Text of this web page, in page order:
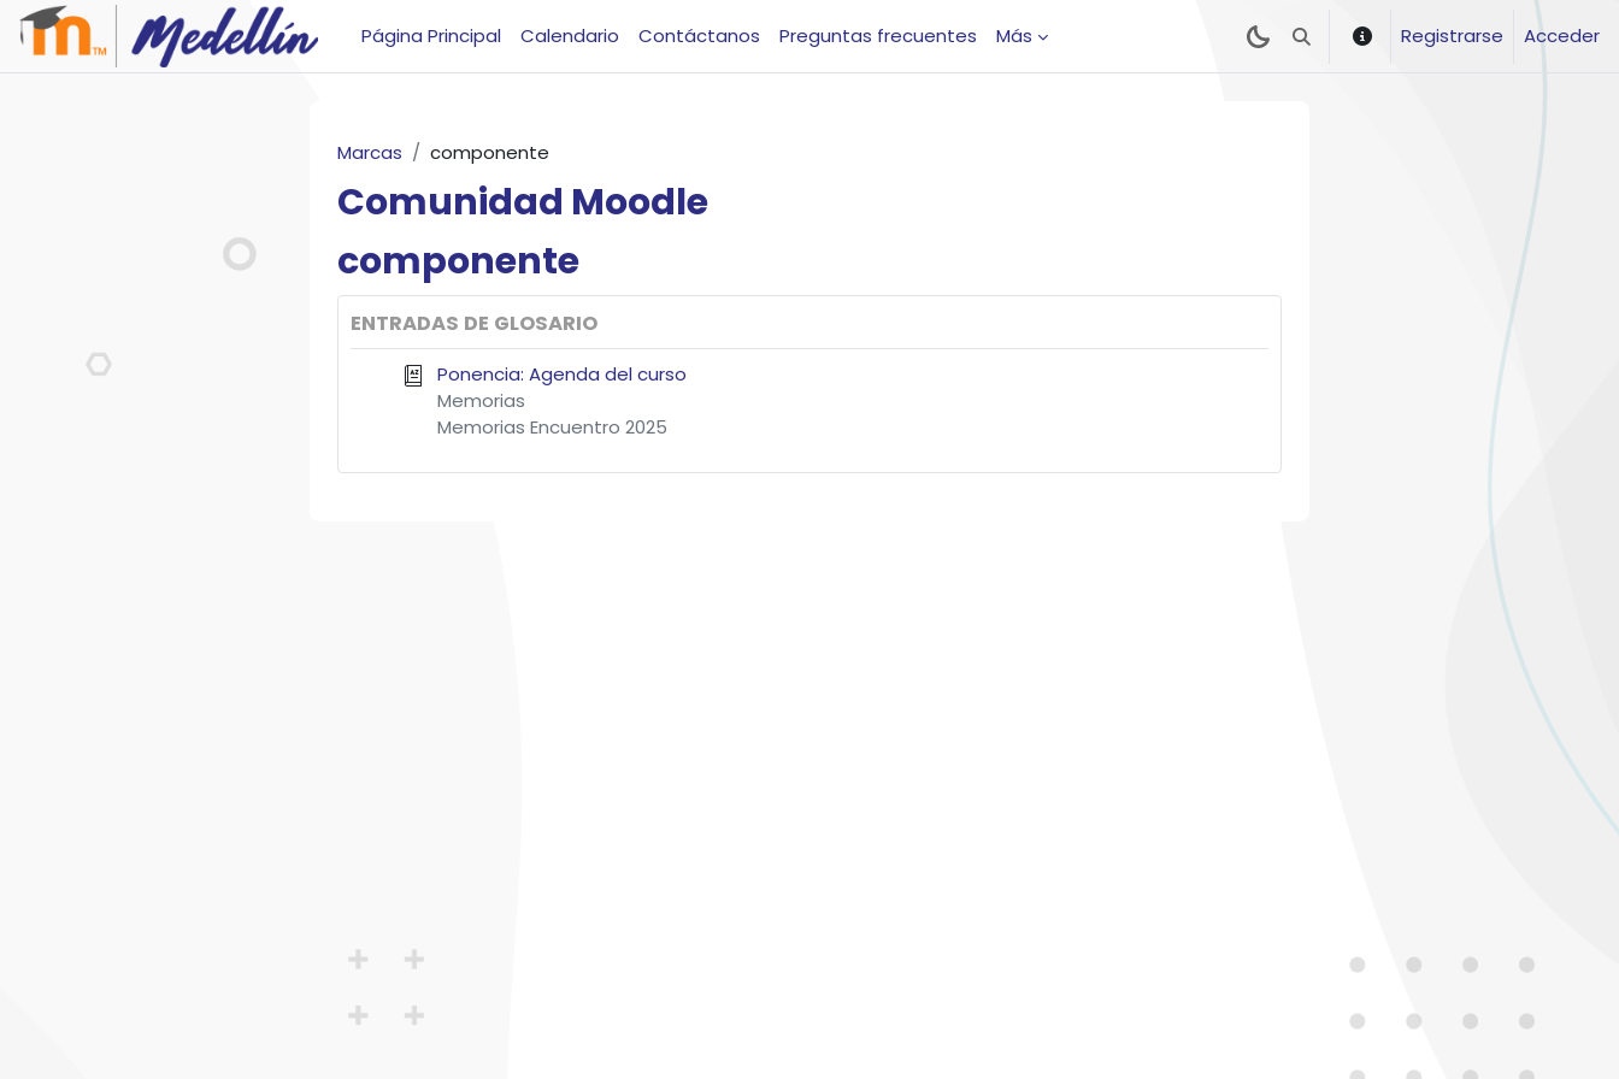
Salta al contenido principal
Página Principal
Calendario Contáctanos Preguntas frecuentes Más Selector de búsqueda de entrada
Registrarse Acceder
Marcas componente
Comunidad Moodle
componente
ENTRADAS DE GLOSARIO
Ponencia: Agenda del curso
Memorias
Memorias Encuentro 2025